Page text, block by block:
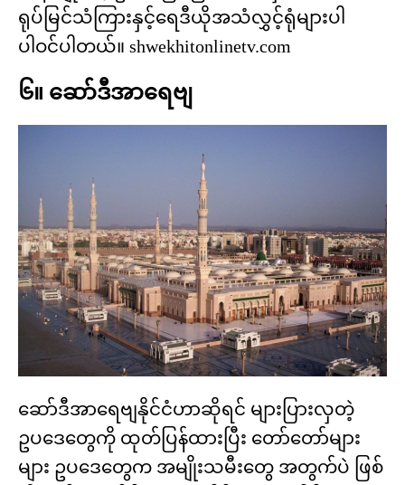
ရုပ်မြင်သံကြားနှင့်ရေဒီယိုအသံလွှင့်ရုံများပါ
ပါဝင်ပါတယ်။ shwekhitonlinetv.com
၆။ ဆော်ဒီအာရေဗျ
ဆော်ဒီအာရေဗျနိုင်ငံဟာဆိုရင် များပြားလှတဲ့
ဥပဒေတွေကို ထုတ်ပြန်ထားပြီး တော်တော်များ
များ ဥပဒေတွေက အမျိုးသမီးတွေ အတွက်ပဲ ဖြစ်